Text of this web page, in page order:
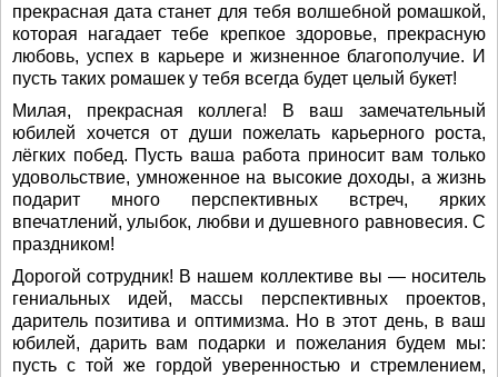
прекрасная дата станет для тебя волшебной ромашкой,
которая нагадает тебе крепкое здоровье, прекрасную
любовь, успех в карьере и жизненное благополучие. И
пусть таких ромашек у тебя всегда будет целый букет!
Милая, прекрасная коллега! В ваш замечательный
юбилей хочется от души пожелать карьерного роста,
лёгких побед. Пусть ваша работа приносит вам только
удовольствие, умноженное на высокие доходы, а жизнь
подарит много перспективных встреч, ярких
впечатлений, улыбок, любви и душевного равновесия. С
праздником!
Дорогой сотрудник! В нашем коллективе вы — носитель
гениальных идей, массы перспективных проектов,
даритель позитива и оптимизма. Но в этот день, в ваш
юбилей, дарить вам подарки и пожелания будем мы:
пусть с той же гордой уверенностью и стремлением,